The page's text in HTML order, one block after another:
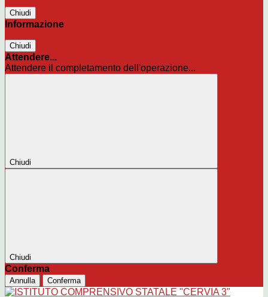
Chiudi
Informazione
Chiudi
Attendere...
Attendere il completamento dell'operazione...
Chiudi
Chiudi
Conferma
Annulla Conferma